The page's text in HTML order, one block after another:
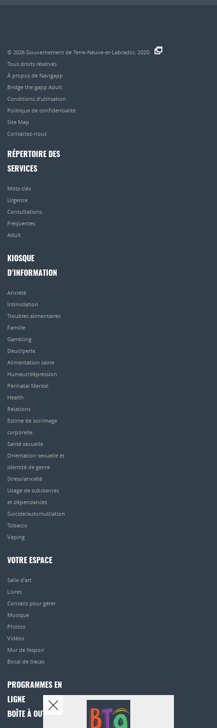
© 2026 Gouvernement de Terre-Neuve-et-Labrador, 2020.
Tous droits réservés.
À propos de Navigapp
Bridge the gapp Adult
Conditions d’utilisation
Politique de confidentialité
Site Map
Contactez-nous
RÉPERTOIRE DES
SERVICES
Mots-clés
Urgence
Consultations
Fréquentes
Adult
KIOSQUE
D’INFORMATION
Anxiété
Intimidation
Troubles alimentaires
Famille
Gambling
Deuil/perte
Alimentation saine
Humeur/dépression
Perinatal Mental
Health
Relations
Estime de soi/image
corporelle
Santé sexuelle
Orientation sexuelle et
identité de genre
Stress/anxiété
Usage de substances
et dépendances
Suicide/automutilation
Tobacco
Vaping
VOTRE ESPACE
Salle d’art
Livres
Conseils pour gérer
Musique
Photos
Vidéos
Mur de l’espoir
Bocal de tracas
PROGRAMMES EN
LIGNE
BOÎTE À OUTILS